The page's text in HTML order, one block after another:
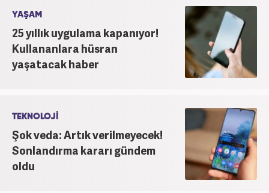
YAŞAM
25 yıllık uygulama kapanıyor!
Kullananlara hüsran
yaşatacak haber
TEKNOLOJİ
Şok veda: Artık verilmeyecek!
Sonlandırma kararı gündem
oldu